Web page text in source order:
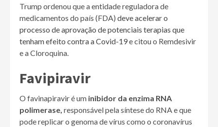
Trump ordenou que a entidade reguladora de
medicamentos do país (FDA) deve acelerar o
processo de aprovação de potenciais terapias que
tenham efeito contra a Covid-19e citou o Remdesivir
e a Cloroquina.
Favipiravir
O favinapiravir é um inibidor da enzima RNA
polimerase, responsável pela síntese do RNA e que
pode replicar o genoma de vírus como o coronavírus